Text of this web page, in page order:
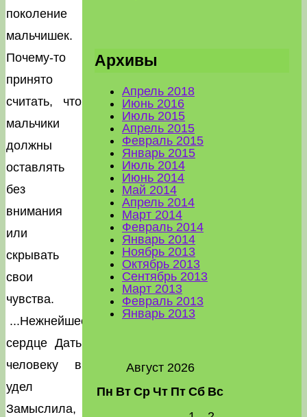
поколение
мальчишек.
Почему-то
принято
считать, что
мальчики
должны
оставлять
без
внимания
или
скрывать
свои
чувства.
...Нежнейшее
сердце Дать
человеку в
удел
Замыслила,
Архивы
Апрель 2018
Июнь 2016
Июль 2015
Апрель 2015
Февраль 2015
Январь 2015
Июль 2014
Июнь 2014
Май 2014
Апрель 2014
Март 2014
Февраль 2014
Январь 2014
Ноябрь 2013
Октябрь 2013
Сентябрь 2013
Март 2013
Февраль 2013
Январь 2013
Август 2026
Пн Вт Ср Чт Пт Сб Вс